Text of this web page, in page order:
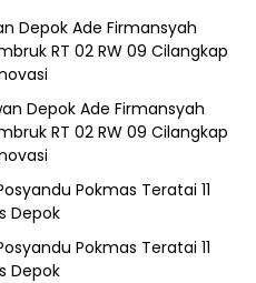
Depok Ade Firmansyah
RT 02 RW 09 Cilangkap
Depok Ade Firmansyah
RT 02 RW 09 Cilangkap
Pokmas Teratai 11
Depok
Pokmas Teratai 11
Depok